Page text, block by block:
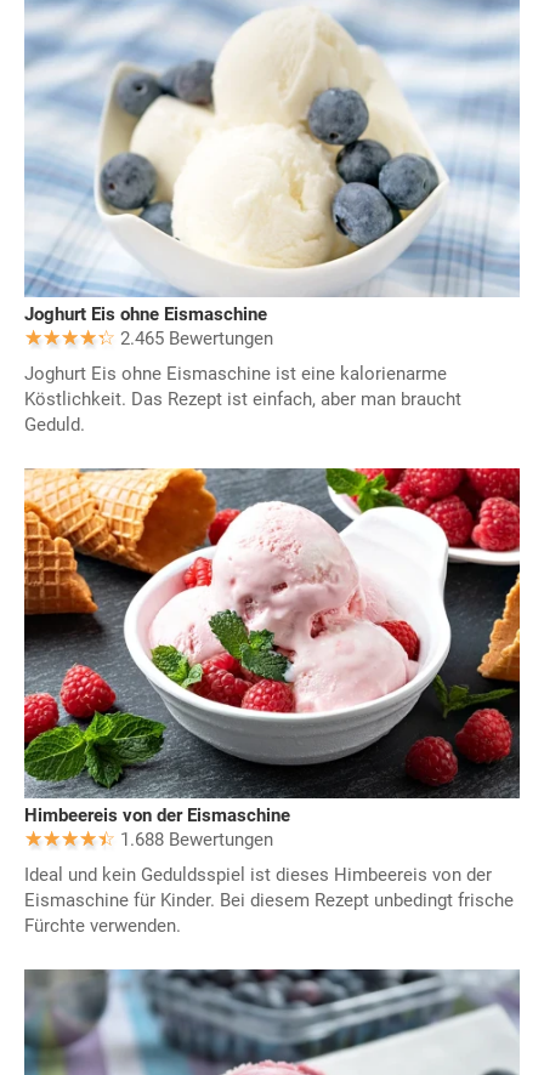
Joghurt Eis ohne Eismaschine
2.465 Bewertungen
Joghurt Eis ohne Eismaschine ist eine kalorienarme
Köstlichkeit. Das Rezept ist einfach, aber man braucht
Geduld.
Himbeereis von der Eismaschine
1.688 Bewertungen
Ideal und kein Geduldsspiel ist dieses Himbeereis von der
Eismaschine für Kinder. Bei diesem Rezept unbedingt frische
Fürchte verwenden.